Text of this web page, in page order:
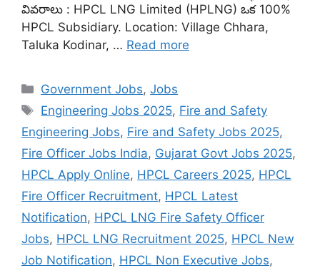
వివరాలు : HPCL LNG Limited (HPLNG) ఒక 100%
HPCL Subsidiary. Location: Village Chhara,
Taluka Kodinar, … Read more
Categories
Government Jobs,Jobs
Tags
Engineering Jobs 2025, Fire and Safety
Engineering Jobs, Fire and Safety Jobs 2025,
Fire Officer Jobs India, Gujarat Govt Jobs 2025,
HPCL Apply Online, HPCL Careers 2025, HPCL
Fire Officer Recruitment, HPCL Latest
Notification, HPCL LNG Fire Safety Officer
Jobs, HPCL LNG Recruitment 2025, HPCL New
Job Notification, HPCL Non Executive Jobs,